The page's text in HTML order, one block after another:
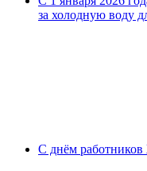
за холодную воду
С днём